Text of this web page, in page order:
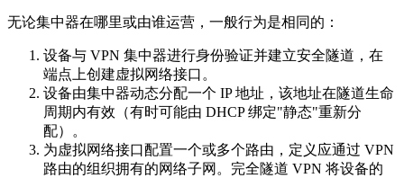
无论集中器在哪里或由谁运营，一般行为是相同的：
设备与 VPN 集中器进行身份验证并建立安全隧道，在
端点上创建虚拟网络接口。
设备由集中器动态分配一个 IP 地址，该地址在隧道生命
周期内有效（有时可能由 DHCP 绑定"静态"重新分
配）。
为虚拟网络接口配置一个或多个路由，定义应通过 VPN
路由的组织拥有的网络子网。完全隧道 VPN 将设备的